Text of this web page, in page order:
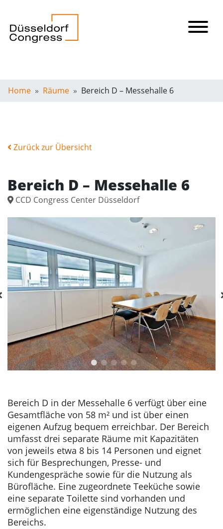
Home Räume Bereich D – Messehalle 6
Zurück zur Übersicht
Bereich D – Messehalle 6
CCD Congress Center Düsseldorf
Bereich D in der Messehalle 6 verfügt über eine
Gesamtfläche von 58 m² und ist über einen
eigenen Aufzug bequem erreichbar. Der Bereich
umfasst drei separate Räume mit Kapazitäten
von jeweils etwa 8 bis 14 Personen und eignet
sich für Besprechungen, Presse- und
Kundengespräche sowie für die Nutzung als
Bürofläche. Eine zugeordnete Teeküche sowie
eine separate Toilette sind vorhanden und
ermöglichen eine eigenständige Nutzung des
Bereichs.